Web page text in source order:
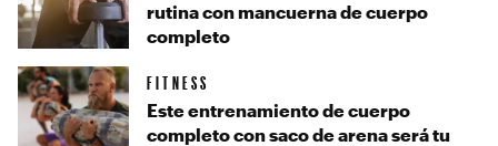
rutina con mancuerna de cuerpo
completo
FITNESS
Este entrenamiento de cuerpo
completo con saco de arena será tu